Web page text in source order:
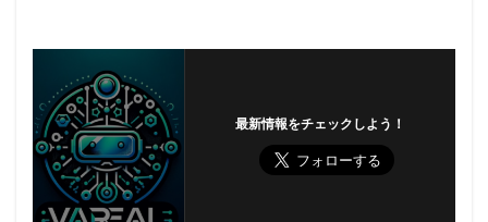
最新情報をチェックしよう！